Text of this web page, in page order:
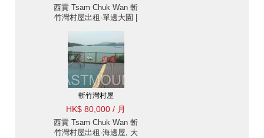
西貢 Tsam Chuk Wan 斬
竹灣村屋出租-單邊大園 |
屋出售單位
斬竹灣村屋
HK$ 80,000 / 月
西貢 Tsam Chuk Wan 斬
竹灣村屋出租-海邊屋, 大